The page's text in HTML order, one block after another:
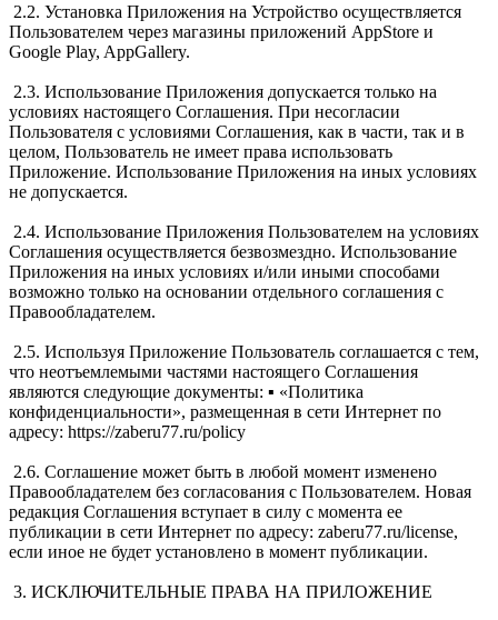
2.2. Установка Приложения на Устройство осуществляется
Пользователем через магазины приложений AppStore и
Google Play, AppGallery.
2.3. Использование Приложения допускается только на
условиях настоящего Соглашения. При несогласии
Пользователя с условиями Соглашения, как в части, так и в
целом, Пользователь не имеет права использовать
Приложение. Использование Приложения на иных условиях
не допускается.
2.4. Использование Приложения Пользователем на условиях
Соглашения осуществляется безвозмездно. Использование
Приложения на иных условиях и/или иными способами
возможно только на основании отдельного соглашения с
Правообладателем.
2.5. Используя Приложение Пользователь соглашается с тем,
что неотъемлемыми частями настоящего Соглашения
являются следующие документы: ▪ «Политика
конфиденциальности», размещенная в сети Интернет по
адресу: https://zaberu77.ru/policy
2.6. Соглашение может быть в любой момент изменено
Правообладателем без согласования с Пользователем. Новая
редакция Соглашения вступает в силу с момента ее
публикации в сети Интернет по адресу: zaberu77.ru/license,
если иное не будет установлено в момент публикации.
3. ИСКЛЮЧИТЕЛЬНЫЕ ПРАВА НА ПРИЛОЖЕНИЕ